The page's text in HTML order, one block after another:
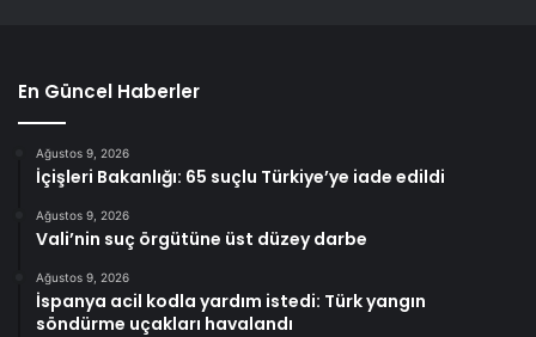
En Güncel Haberler
Ağustos 9, 2026
İçişleri Bakanlığı: 65 suçlu Türkiye’ye iade edildi
Ağustos 9, 2026
Vali’nin suç örgütüne üst düzey darbe
Ağustos 9, 2026
İspanya acil kodla yardım istedi: Türk yangın
söndürme uçakları havalandı